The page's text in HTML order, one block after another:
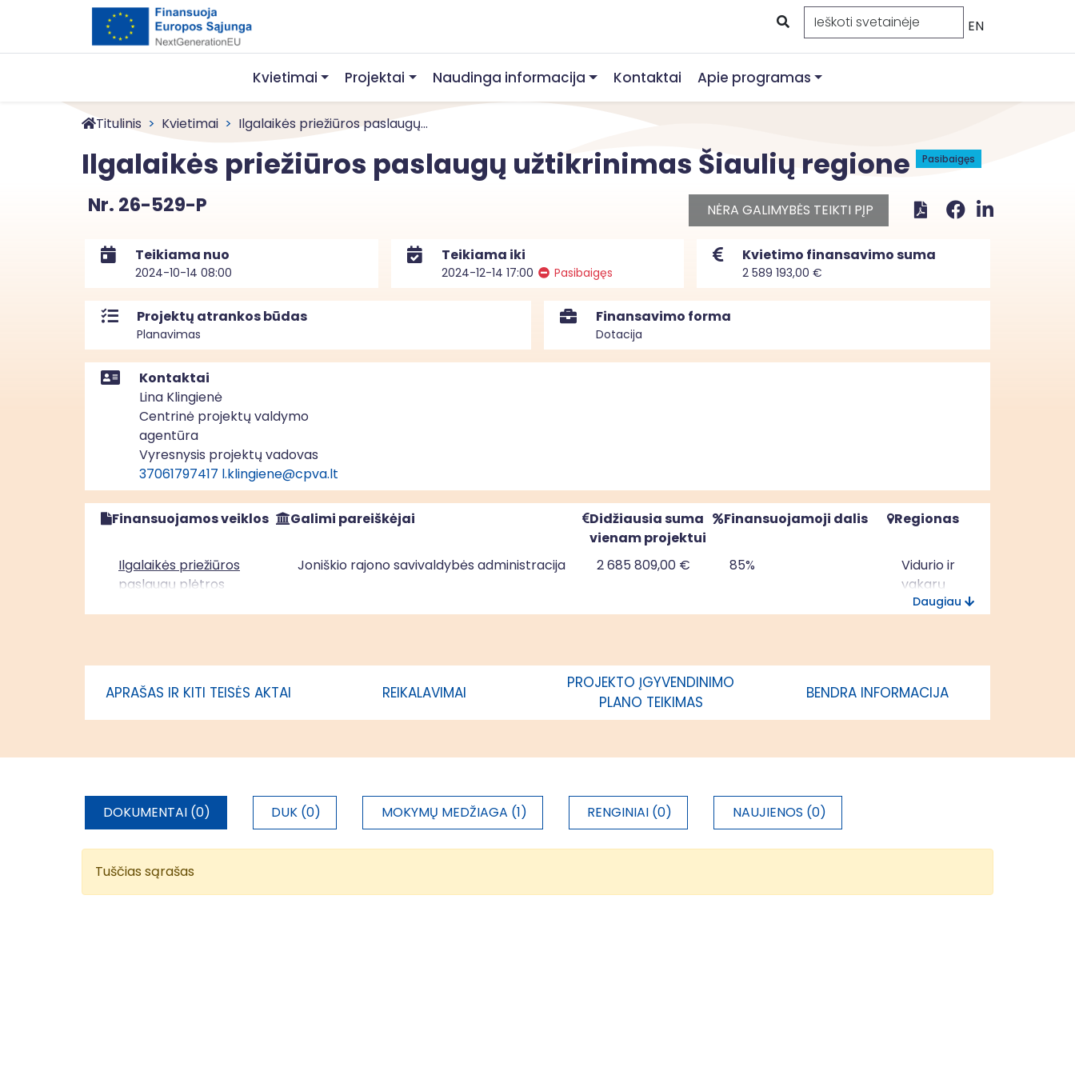
EN
Kvietimai Projektai Naudinga informacija Kontaktai Apie programas
Titulinis Kvietimai Ilgalaikės priežiūros paslaugų...
Ilgalaikės priežiūros paslaugų užtikrinimas Šiaulių regione Pasibaigęs
Nr. 26-529-P NĖRA GALIMYBĖS TEIKTI PĮP
Teikiama nuo
2024-10-14 08:00
Teikiama iki
2024-12-14 17:00 Pasibaigęs
Kvietimo finansavimo suma
2 589 193,00 €
Projektų atrankos būdas
Planavimas
Finansavimo forma
Dotacija
Kontaktai
Lina Klingienė
Centrinė projektų valdymo
agentūra
Vyresnysis projektų vadovas
37061797417 l.klingiene@cpva.lt
Finansuojamos veiklos Galimi pareiškėjai
Didžiausia suma
vienam projektui
Finansuojamoji dalis Regionas
Ilgalaikės priežiūros
paslaugų plėtros
Joniškio rajono savivaldybės administracija 2 685 809,00 € 85%
Vidurio ir
vakarų
Lietuvos
Daugiau
APRAŠAS IR KITI TEISĖS AKTAI REIKALAVIMAI
PROJEKTO ĮGYVENDINIMO
PLANO TEIKIMAS
BENDRA INFORMACIJA
DOKUMENTAI (0) DUK (0) MOKYMŲ MEDŽIAGA (1) RENGINIAI (0) NAUJIENOS (0)
Tuščias sąrašas